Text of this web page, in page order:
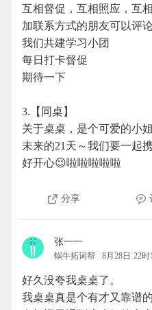
互相督促，互相照应，互
加联系方式的朋友可以评
我们共建学习小团
每日打卡督促
期待一下
3.【同桌】
关于桌桌，是个可爱的小
未来的21天～我们要一起
好开心😉啦啦啦啦啦
分享
张一一
蜗牛拓词帮 8月28日 22时
好久没夸我桌桌了。
我桌桌真是个有才又靠谱的